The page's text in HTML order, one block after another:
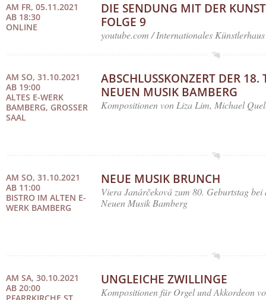
AM FR, 05.11.2021
AB 18:30
ONLINE
DIE SENDUNG MIT DER
FOLGE 9
youtube.com / Internationales
AM SO, 31.10.2021
AB 19:00
ALTES E-WERK
BAMBERG, GROSSER S
AAL
ABSCHLUSSKONZERT DER 18.
NEUEN MUSIK BAMBERG
Kompositionen von Liza Lim, Michael
AM SO, 31.10.2021
AB 11:00
BISTRO IM ALTEN E-
WERK BAMBERG
NEUE MUSIK BRUNCH
Viera Janárčeková zum 80. Geburtstag bei
Neuen Musik Bamberg
AM SA, 30.10.2021
AB 20:00
UNGLEICHE ZWILLINGE
Kompositionen für Orgel und Akkordeon